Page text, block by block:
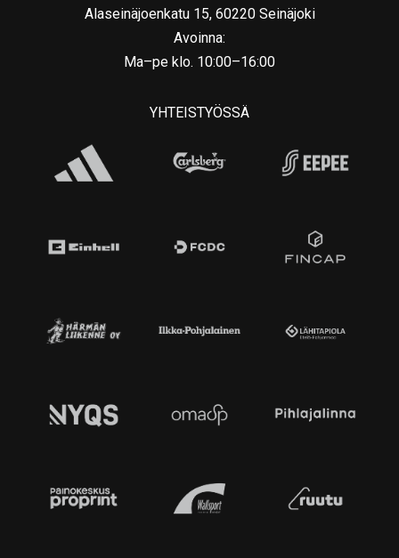
Alaseinäjoenkatu 15, 60220 Seinäjoki
Avoinna:
Ma–pe klo. 10:00–16:00
YHTEISTYÖSSÄ